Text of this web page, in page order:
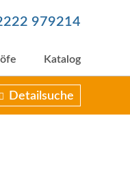
979214
Katalog
Detailsuche